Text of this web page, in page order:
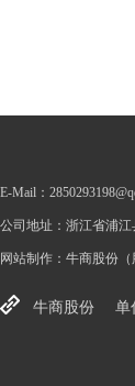
E-Mail：
公司地址：浙江省浦江
网站制作： 牛商股份
牛商股份 单